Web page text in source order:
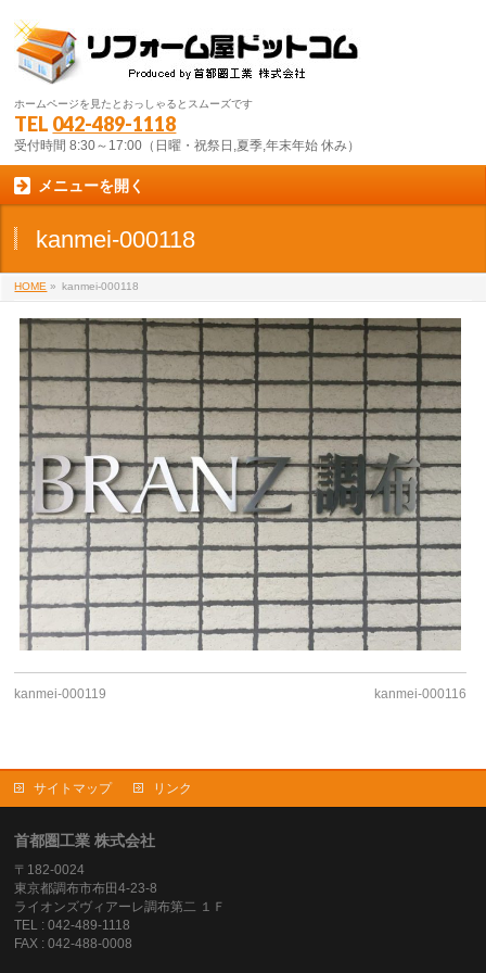
ホームページを見たとおっしゃるとスムーズです
TEL 042-489-1118
受付時間 8:30～17:00（日曜・祝祭日,夏季,年末年始 休み）
メニューを開く
kanmei-000118
HOME » kanmei-000118
kanmei-000119 kanmei-000116
サイトマップ リンク
首都圏工業 株式会社
〒182-0024
東京都調布市布田4-23-8
ライオンズヴィアーレ調布第二 １Ｆ
TEL : 042-489-1118
FAX : 042-488-0008